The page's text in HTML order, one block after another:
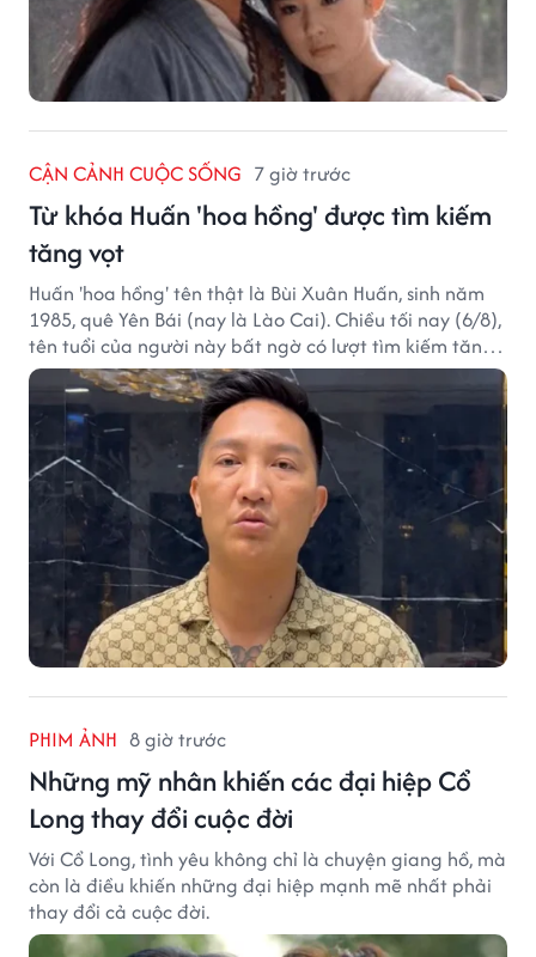
CẬN CẢNH CUỘC SỐNG 7 giờ trước
Từ khóa Huấn 'hoa hồng' được tìm kiếm
tăng vọt
Huấn 'hoa hồng' tên thật là Bùi Xuân Huấn, sinh năm
1985, quê Yên Bái (nay là Lào Cai). Chiều tối nay (6/8),
tên tuổi của người này bất ngờ có lượt tìm kiếm tăng
vọt.
PHIM ẢNH 8 giờ trước
Những mỹ nhân khiến các đại hiệp Cổ
Long thay đổi cuộc đời
Với Cổ Long, tình yêu không chỉ là chuyện giang hồ, mà
còn là điều khiến những đại hiệp mạnh mẽ nhất phải
thay đổi cả cuộc đời.